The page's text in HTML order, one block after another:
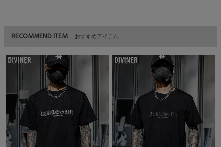
RECOMMEND ITEM おすすめアイテム